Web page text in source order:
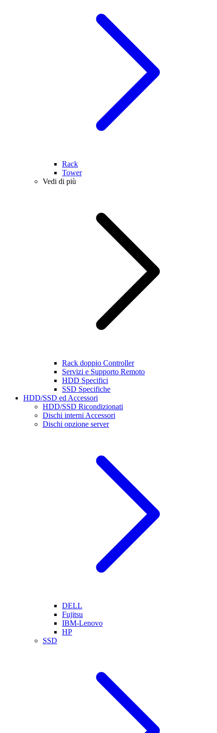
Rack
Tower
Vedi di più
Rack doppio Controller
Servizi e Supporto Remoto
HDD Specifici
SSD Specifiche
HDD/SSD ed Accessori
HDD/SSD Ricondizionati
Dischi interni Accessori
Dischi opzione server
DELL
Fujitsu
IBM-Lenovo
HP
SSD